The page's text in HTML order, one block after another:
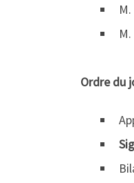
Ordre du